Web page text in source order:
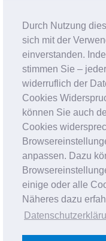
Durch Nutzung
sich mit der
einverstanden.
stimmen Sie –
widerruflich der
Cookies
können Sie auch
Cookies
anpassen. Dazu
einige oder alle
Näheres dazu